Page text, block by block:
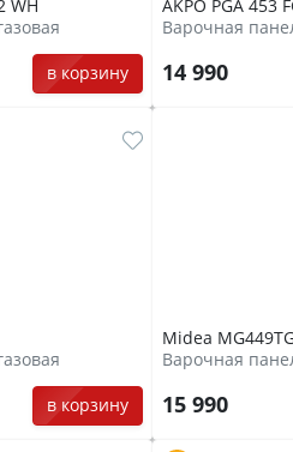
WH
в корзину
AKPO PGA 453
Варочная
14 990
в корзину
Midea
Варочная
15 990